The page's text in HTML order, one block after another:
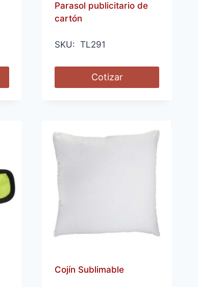
Parasol publicitario de
cartón
SKU: TL291
Cotizar
Cojín Sublimable